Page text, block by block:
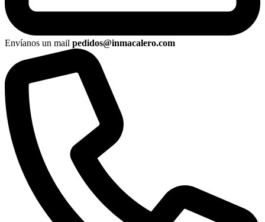
Envíanos un mail pedidos@inmacalero.com